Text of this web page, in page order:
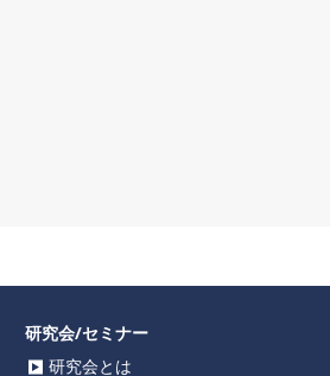
研究会/セミナー
研究会とは